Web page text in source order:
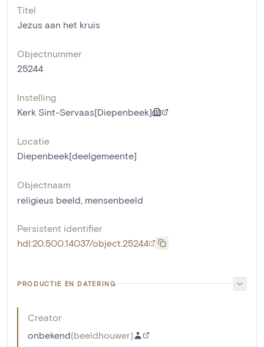
Titel
Jezus aan het kruis
Objectnummer
25244
Instelling
Kerk Sint-Servaas[Diepenbeek]
Locatie
Diepenbeek[deelgemeente]
Objectnaam
religieus beeld, mensenbeeld
Persistent identifier
hdl:20.500.14037/object.25244
PRODUCTIE EN DATERING
Creator
onbekend(beeldhouwer)